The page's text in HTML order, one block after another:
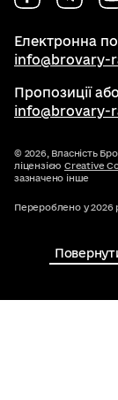
Електронна
info@brovary-
Пропозиції
info@brovary-
© 2026, Власність
ліцензією Creative
зазначено інше
Перероблено у 2026